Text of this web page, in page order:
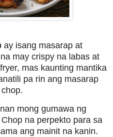
ay isang masarap at
may crispy na labas at
mas kaunting mantika
pa rin ang masarap
mong gumawa ng
na perpekto para sa
ang mainit na kanin.